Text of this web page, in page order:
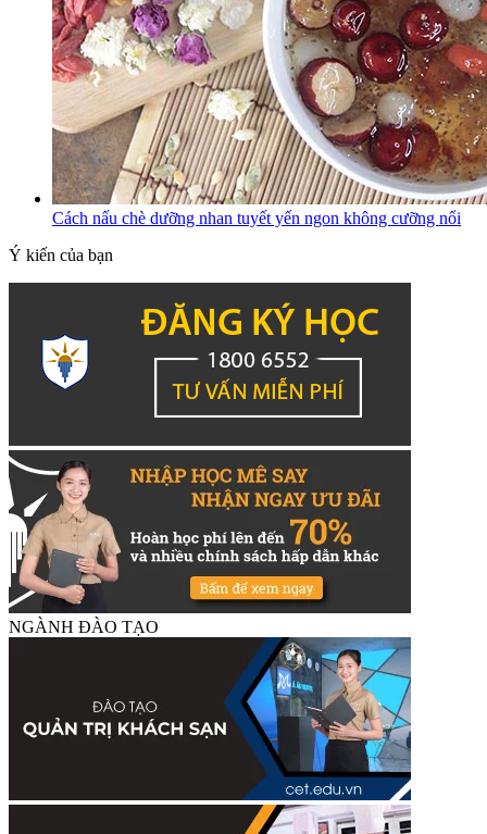
Cách nấu chè dưỡng nhan tuyết yến ngon không cưỡng nổi
Ý kiến của bạn
NGÀNH ĐÀO TẠO